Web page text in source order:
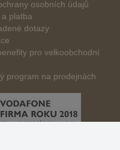
osobních údajů
platba
dotazy
pro velkoobchodní
program na prodejnách